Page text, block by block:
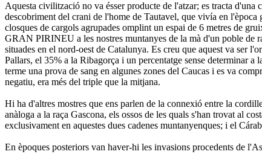
Aquesta civilització no va ésser producte de l'atzar; es tracta
descobriment del crani de l'home de Tautavel, que vivía en
closques de cargols agrupades omplint un espai de 6 metres de
GRAN PIRINEU a les nostres muntanyes de la mà d'un poble de
situades en el nord-oest de Catalunya. Es creu que aquest va ser
Pallars, el 35% a la Ribagorça i un percentatge sense determinar
terme una prova de sang en algunes zones del Caucas i es va
negatiu, era més del triple que la mitjana.
Hi ha d'altres mostres que ens parlen de la connexió entre la
anàloga a la raça Gascona, els ossos de les quals s'han trovat al
exclusivament en aquestes dues cadenes muntanyenques; i el
En èpoques posteriors van haver-hi les invasions procedents de